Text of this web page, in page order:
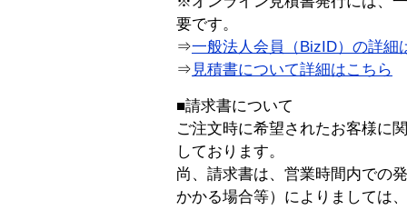
要です。
⇒一般法人会員（BizID）の詳細
⇒ 見積書について詳細はこちら
■請求書について
ご注文時に希望されたお客様に
しております。
尚、請求書は、営業時間内での
かかる場合等）によりましては